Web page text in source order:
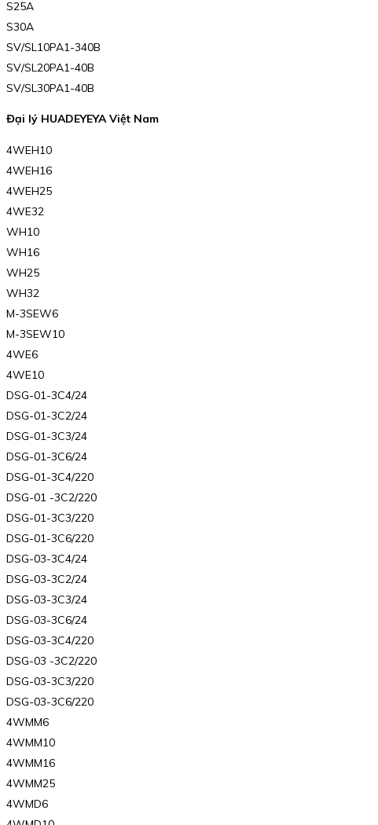
S25A
S30A
SV/SL10PA1-340B
SV/SL20PA1-40B
SV/SL30PA1-40B
Đại lý HUADEYEYA Việt Nam
4WEH10
4WEH16
4WEH25
4WE32
WH10
WH16
WH25
WH32
M-3SEW6
M-3SEW10
4WE6
4WE10
DSG-01-3C4/24
DSG-01-3C2/24
DSG-01-3C3/24
DSG-01-3C6/24
DSG-01-3C4/220
DSG-01 -3C2/220
DSG-01-3C3/220
DSG-01-3C6/220
DSG-03-3C4/24
DSG-03-3C2/24
DSG-03-3C3/24
DSG-03-3C6/24
DSG-03-3C4/220
DSG-03 -3C2/220
DSG-03-3C3/220
DSG-03-3C6/220
4WMM6
4WMM10
4WMM16
4WMM25
4WMD6